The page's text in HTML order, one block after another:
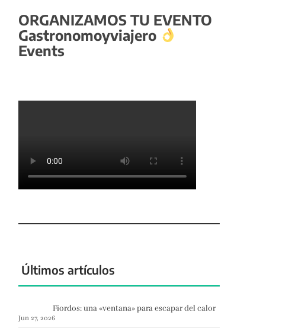
ORGANIZAMOS TU EVENTO
Gastronomoyviajero
Events
Últimos artículos
Fiordos: una «ventana» para escapar del calor
Jun 27, 2026